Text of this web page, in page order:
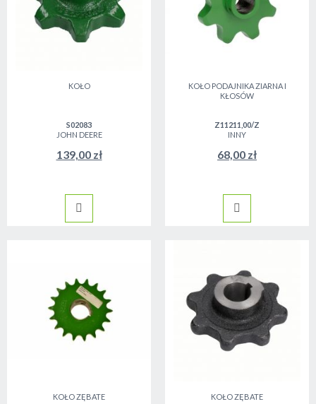
KOŁO
S02083
JOHN DEERE
139,00 zł
KOŁO PODAJNIKA ZIARNA I
KŁOSÓW
Z11211,00/Z
INNY
68,00 zł
KOŁO ZĘBATE KOŁO ZĘBATE